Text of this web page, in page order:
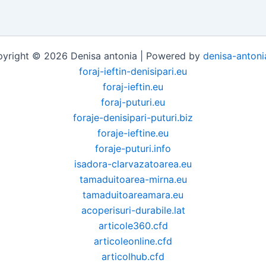
© 2026 Denisa antonia | Powered by denisa-
foraj-ieftin-denisipari.eu
foraj-ieftin.eu
foraj-puturi.eu
foraje-denisipari-puturi.biz
foraje-ieftine.eu
foraje-puturi.info
isadora-clarvazatoarea.eu
tamaduitoarea-mirna.eu
tamaduitoareamara.eu
acoperisuri-durabile.lat
articole360.cfd
articoleonline.cfd
articolhub.cfd